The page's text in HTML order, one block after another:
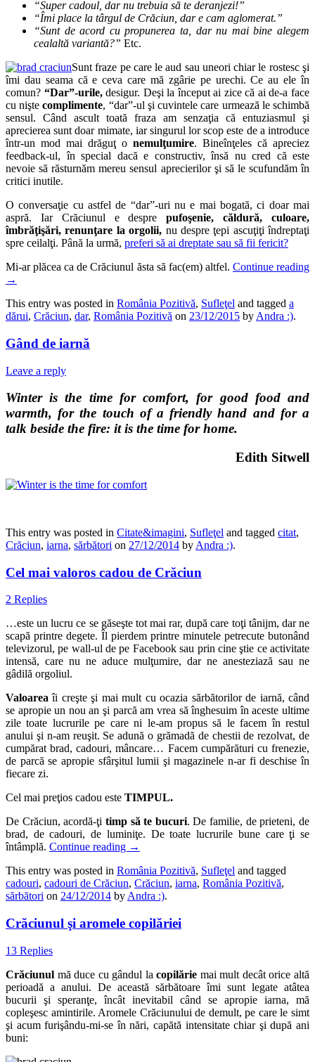
“Super cadoul, dar nu trebuia să te deranjezi!”
“Îmi place la târgul de Crăciun, dar e cam aglomerat.”
“Sunt de acord cu propunerea ta, dar nu mai bine alegem
cealaltă variantă?” Etc.
Sunt fraze pe care le aud sau uneori chiar le rostesc şi
îmi dau seama că e ceva care mă zgârie pe urechi. Ce au ele în
comun? “Dar”-urile,desigur. Deşi la început ai zice că ai de-a face
cu niştecomplimente, “dar”-ul şi cuvintele care urmează le schimbă
sensul. Când ascult toată fraza am senzaţia că entuziasmul şi
aprecierea sunt doar mimate, iar singurul lor scop este de a introduce
într-un mod mai drăguţ o nemulţumire. Bineînţeles că apreciez
feedback-ul, în special dacă e constructiv, însă nu cred că este
nevoie să răsturnăm mereu sensul aprecierilor şi să le scufundăm în
critici inutile.
O conversaţie cu astfel de “dar”-uri nu e mai bogată, ci doar mai
aspră. Iar Crăciunul e desprepufoşenie, căldură, culoare,
îmbrăţişări, renunţare la orgolii, nu despre ţepi ascuţiţi îndreptaţi
spre ceilalţi. Până la urmă, preferi să ai dreptate sau să fii fericit?
Mi-ar plăcea ca de Crăciunul ăsta să fac(em) altfel. Continue reading
→
This entry was posted in România Pozitivă, Sufleţel and tagged a
dărui, Crăciun, dar, România Pozitivă on 23/12/2015 by Andra :).
Gând de iarnă
Leave a reply
Winter is the time for comfort, for good food and
warmth, for the touch of a friendly hand and for a
talk beside the fire: it is the time for home.
Edith Sitwell
This entry was posted in Citate&imagini, Sufleţel and tagged citat,
Crăciun, iarna, sărbători on 27/12/2014 by Andra :).
Cel mai valoros cadou de Crăciun
2 Replies
…este un lucru ce se găseşte tot mai rar, după care toţi tânijm, dar ne
scapă printre degete. Îl pierdem printre minutele petrecute butonând
televizorul, pe wall-ul de pe Facebook sau prin cine ştie ce activitate
intensă, care nu ne aduce mulţumire, dar ne anesteziază sau ne
gâdilă orgoliul.
Valoarea îi creşte şi mai mult cu ocazia sărbătorilor de iarnă, când
se apropie un nou an şi parcă am vrea să înghesuim în aceste ultime
zile toate lucrurile pe care ni le-am propus să le facem în restul
anului şi n-am reuşit. Se adună o grămadă de chestii de rezolvat, de
cumpărat brad, cadouri, mâncare… Facem cumpărături cu frenezie,
de parcă se apropie sfârşitul lumii şi magazinele n-ar fi deschise în
fiecare zi.
Cel mai preţios cadou este TIMPUL.
De Crăciun, acordă-ţi timp să te bucuri. De familie, de prieteni, de
brad, de cadouri, de luminiţe. De toate lucrurile bune care ţi se
întâmplă. Continue reading →
This entry was posted in România Pozitivă, Sufleţel and tagged
cadouri, cadouri de Crăciun, Crăciun, iarna, România Pozitivă,
sărbători on 24/12/2014 by Andra :).
Crăciunul şi aromele copilăriei
13 Replies
Crăciunul mă duce cu gândul lacopilărie mai mult decât orice altă
perioadă a anului. De această sărbătoare îmi sunt legate atâtea
bucurii şi speranţe, încât inevitabil când se apropie iarna, mă
copleşesc amintirile. Aromele Crăciunului de demult, pe care le simt
şi acum furişându-mi-se în nări, capătă intensitate chiar şi după ani
buni: